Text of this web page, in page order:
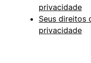
privacidade
Seus direitos
privacidade